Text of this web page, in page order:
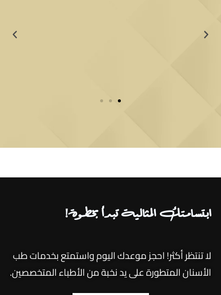
ابتسامتك المثالية تبدأ بخطوة!
لا تنتظر أكثر! احجز موعدك اليوم واستمتع بخدمات طب
الأسنان المتطورة على يد نخبة من الأطباء المتخصصين.